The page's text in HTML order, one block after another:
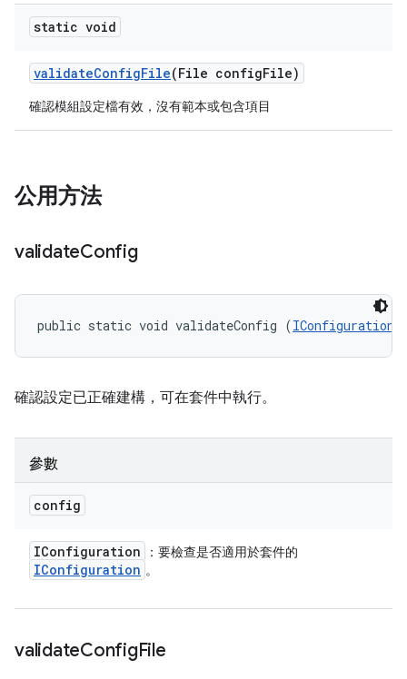
static void
validateConfigFile(File configFile)
確認模組設定檔有效，沒有範本或包含項目
公用方法
validateConfig
public static void validateConfig (IConfiguration
確認設定已正確建構，可在套件中執行。
參數
config
IConfiguration ：要檢查是否適用於套件的
IConfiguration 。
validateConfigFile